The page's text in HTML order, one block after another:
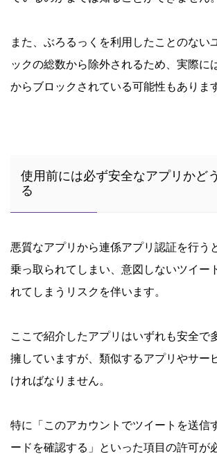
また、ぶろるっくを利用したことのない
ックの総数から除外されるため、実際に
からブロックされている可能性もありま
使用前には必ず安全なアプリかど
る
悪質なアプリから連係アプリ認証を行う
乗っ取られてしまい、意図しないツイー
れてしまうリスクを伴います。
ここで紹介したアプリはいずれも安全で
擁していますが、類似するアプリやサー
ければなりません。
特に「このアカウントでツイートを送信
ードを確認する」といった項目の許可が